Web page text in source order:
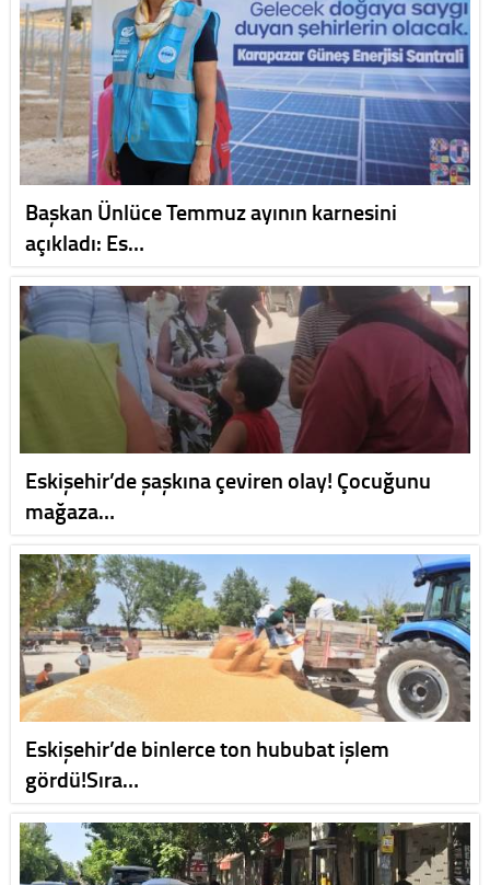
Başkan Ünlüce Temmuz ayının karnesini
açıkladı: Es…
Eskişehir’de şaşkına çeviren olay! Çocuğunu
mağaza…
Eskişehir’de binlerce ton hububat işlem
gördü!Sıra…